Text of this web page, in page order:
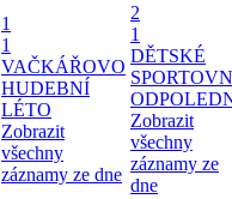
1
1
VAČKÁŘOVO
HUDEBNÍ
LÉTO
Zobrazit
všechny
záznamy ze dne
2
1
DĚTSKÉ
Zobrazit
všechny
záznamy ze
dne